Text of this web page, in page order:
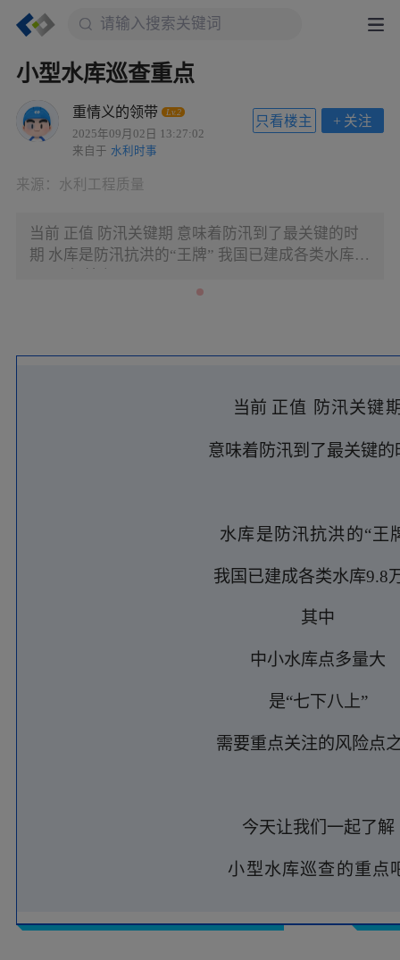
小型水库巡查重点
重情义的领带 Lv.2
2025年09月02日 13:27:02
来自于 水利时事
+ 关注
只看楼主
来源： 水利工程质量
当前 正值 防汛关键期 意味着防汛到了最关键的时
期 水库是防汛抗洪的“王牌” 我国已建成各类水库
当前 正值 防汛关键
意味着防汛到了最关键的
水库是防汛抗洪的“王
我国已建成各类水库9.8
其中
中小水库点多量大
是“七下八上”
需要重点关注的风险点
今天让我们一起了解
小型水库巡查的重点